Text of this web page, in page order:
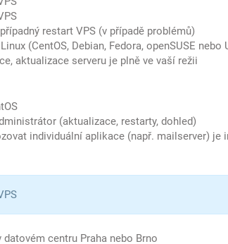
restart VPS (v případě problémů)
(CentOS, Debian, Fedora, openSUSE nebo
aktualizace serveru je plně ve vaší režii
(aktualizace, restarty, dohled)
individuální aplikace (např. mailserver)
centru Praha nebo Brno